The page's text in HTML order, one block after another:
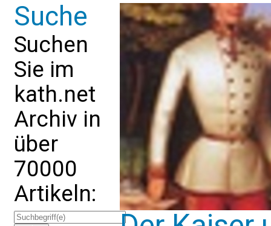
Suche
Suchen
Sie im
kath.net
Archiv in
über
70000
Artikeln: